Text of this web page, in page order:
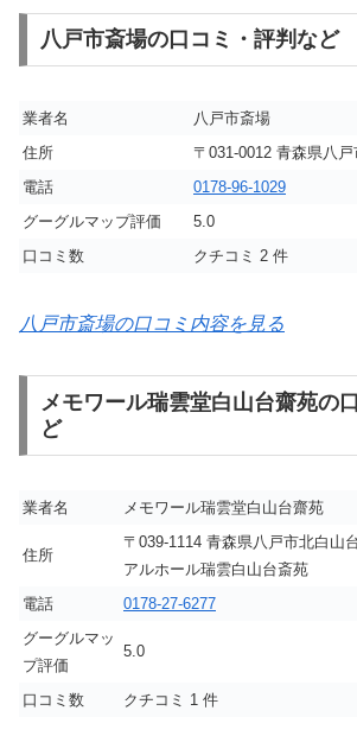
八戸市斎場の口コミ・評判など
業者名
八戸市斎場
住所
〒031-0012 青森県八
電話
0178-96-1029
グーグルマップ評価
5.0
口コミ数
クチコミ 2 件
八戸市斎場の口コミ内容を見る
メモワール瑞雲堂白山台齋苑の
ど
業者名 メモワール瑞雲堂白山台齋苑
住所
〒039-1114 青森県八戸市北白山
アルホール瑞雲白山台斎苑
電話
0178-27-6277
グーグルマッ
プ評価
5.0
口コミ数 クチコミ 1 件